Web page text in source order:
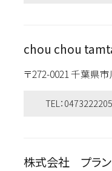
chou chou
〒272-0021 千葉県
TEL：0473222205
株式会社 プラ